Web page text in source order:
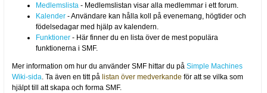
Medlemslista - Medlemslistan visar alla medlemmar i ett forum.
Kalender - Användare kan hålla koll på evenemang, högtider och
födelsedagar med hjälp av kalendern.
Funktioner - Här finner du en lista över de mest populära
funktionerna i SMF.
Mer information om hur du använder SMF hittar du påSimple Machines
Wiki-sida. Ta även en titt på listan över medverkande för att se vilka som
hjälpt till att skapa och forma SMF.